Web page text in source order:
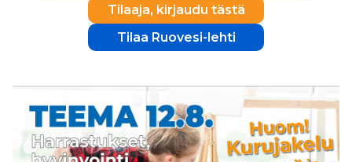
Tilaaja, kirjaudu tästä
Tilaa Ruovesi-lehti